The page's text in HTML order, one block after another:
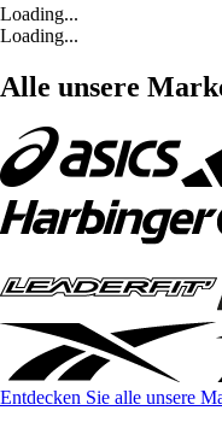
Loading...
Loading...
Alle unsere
Entdecken Sie alle unsere